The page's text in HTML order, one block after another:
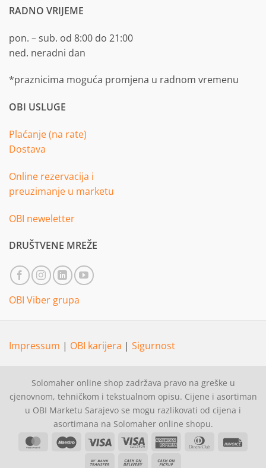
RADNO VRIJEME
pon. – sub. od 8:00 do 21:00
ned. neradni dan
*praznicima moguća promjena u radnom vremenu
OBI USLUGE
Plaćanje (na rate)
Dostava
Online rezervacija i
preuzimanje u marketu
OBI neweletter
DRUŠTVENE MREŽE
OBI Viber grupa
Impressum | OBI karijera | Sigurnost
Solomaher online shop zadržava pravo na greške u
cjenovnom, tehničkom i tekstualnom opisu. Cijene i asortiman
u OBI Marketu Sarajevo se mogu razlikovati od cijena i
asortimana na Solomaher online shopu.
MasterCardMaestro Visa
Visa
American Dinners
Bank
Cash